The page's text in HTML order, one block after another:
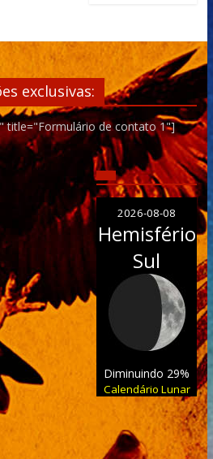
exclusivas:
title="Formulário de contato 1"]
2026-08-08
Hemisfério
Sul
Diminuindo 29%
Calendário Lunar